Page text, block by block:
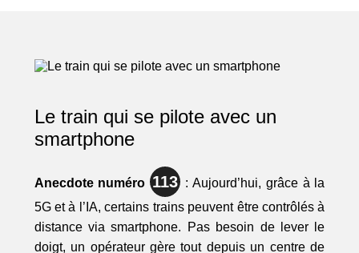
Le train qui se pilote avec un
smartphone
Anecdote numéro 113 : Aujourd’hui, grâce à la
5G et à l’IA, certains trains peuvent être contrôlés à
distance via smartphone. Pas besoin de lever le
doigt, un opérateur gère tout depuis un centre de